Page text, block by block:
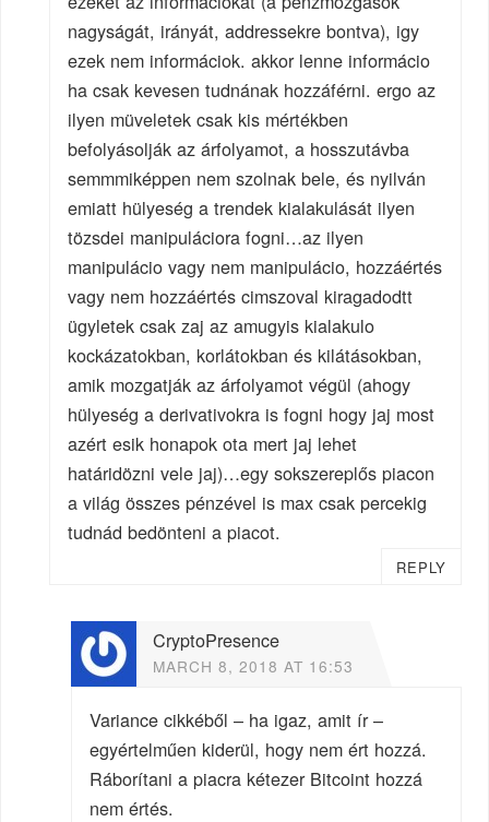
nagyságát, irányát, addressekre bontva), igy
ezek nem informáciok. akkor lenne informácio
ha csak kevesen tudnának hozzáférni. ergo az
ilyen müveletek csak kis mértékben
befolyásolják az árfolyamot, a hosszutávba
semmmiképpen nem szolnak bele, és nyilván
emiatt hülyeség a trendek kialakulását ilyen
tözsdei manipuláciora fogni…az ilyen
manipulácio vagy nem manipulácio, hozzáértés
vagy nem hozzáértés cimszoval kiragadodtt
ügyletek csak zaj az amugyis kialakulo
kockázatokban, korlátokban és kilátásokban,
amik mozgatják az árfolyamot végül (ahogy
hülyeség a derivativokra is fogni hogy jaj most
azért esik honapok ota mert jaj lehet
határidözni vele jaj)…egy sokszereplős piacon
a világ összes pénzével is max csak percekig
tudnád bedönteni a piacot.
REPLY
CryptoPresence
MARCH 8, 2018 AT 16:53
Variance cikkéből – ha igaz, amit ír –
egyértelműen kiderül, hogy nem ért hozzá.
Ráborítani a piacra kétezer Bitcoint hozzá
nem értés.